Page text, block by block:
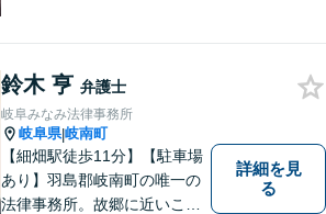
鈴木 亨 弁護士
岐阜みなみ法律事務所
岐阜県|岐南町
【細畑駅徒歩11分】【駐車場
あり】羽島郡岐南町の唯一の
法律事務所。故郷に近いこの
詳細を見
る